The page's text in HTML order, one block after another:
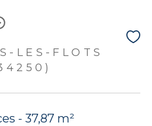
LES-FLOTS
- 37,87 m²